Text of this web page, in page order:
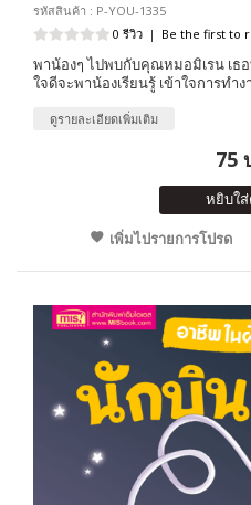
รหัสสินค้า : P-YOU-1335
0 รีวิว | Be the first to
พาน้องๆ ไปพบกับคุณหมอมิเรน เ
ใจดีจะพาน้องเรียนรู้ เข้าใจการทำ
ดูรายละเอียดเพิ่มเติม
75
หยิบใ
เพิ่มไปรายการโปรด